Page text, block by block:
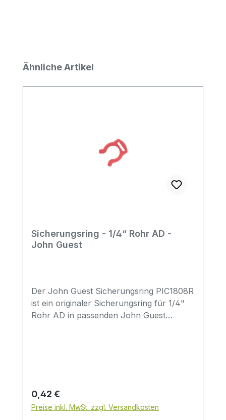
Produktgalerie überspringen
Ähnliche Artikel
Sicherungsring - 1/4“ Rohr AD -
John Guest
Der John Guest Sicherungsring PIC1808R
ist ein originaler Sicherungsring für 1/4"
Rohr AD in passenden John Guest
das Material Acetalcopolymer (POM)
explizit angegeben – ideal für Anwender,
die gezielt ein Originalteil einsetzen
Regulärer Preis:
0,42 €
Preise inkl. MwSt. zzgl. Versandkosten